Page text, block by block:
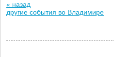
« назад
другие события во Владимире